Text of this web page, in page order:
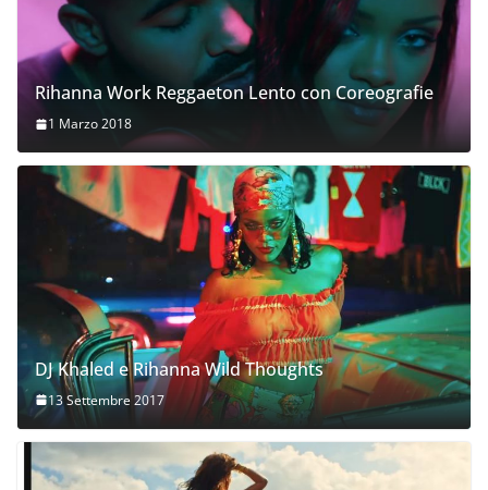
Rihanna Work Reggaeton Lento con Coreografie
1 Marzo 2018
DJ Khaled e Rihanna Wild Thoughts
13 Settembre 2017